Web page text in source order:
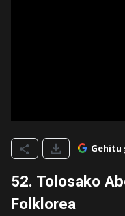
Gehitu
52. Tolosako
Folklorea